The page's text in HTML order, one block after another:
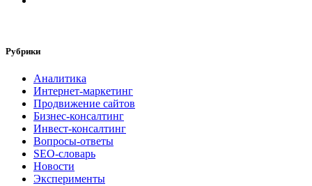
Рубрики
Аналитика
Интернет-маркетинг
Продвижение сайтов
Бизнес-консалтинг
Инвест-консалтинг
Вопросы-ответы
SEO-словарь
Новости
Эксперименты